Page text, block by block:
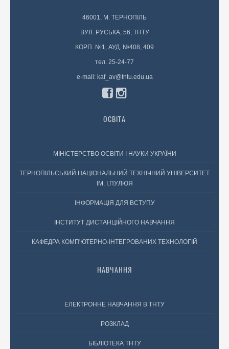
46001, М. ТЕРНОПІЛЬ
ВУЛ. РУСЬКА, 56, ТНТУ
КОРП. №1, АУД. №408, 409
тел. 25-24-77
e-mail: kaf_av@tntu.edu.ua
ОСВІТА
МІНІСТЕРСТВО ОСВІТИ І НАУКИ УКРАЇНИ
ТЕРНОПІЛЬСЬКИЙ НАЦІОНАЛЬНИЙ ТЕХНІЧНИЙ УНІВЕРСИТЕТ
ІМ. І.ПУЛЮЯ
ІНФОРМАЦІЯ ДЛЯ ВСТУПУ
ІНСТИТУТ ДИСТАНЦІЙНОГО НАВЧАННЯ
КАФЕДРА КОМП'ЮТЕРНО-ІНТЕГРОВАНИХ ТЕХНОЛОГІЙ
НАВЧАННЯ
ЕЛЕКТРОННЕ НАВЧАННЯ В ТНТУ
РОЗКЛАД
БІБЛІОТЕКА ТНТУ